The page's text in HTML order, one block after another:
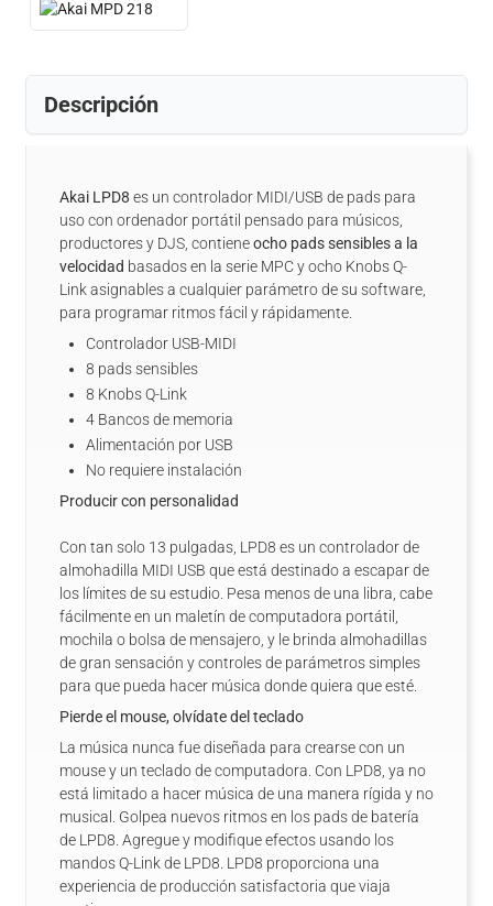
Descripción
Akai LPD8 es un controlador MIDI/USB de pads para
uso con ordenador portátil pensado para músicos,
productores y DJS, contieneocho pads sensibles a la
velocidad basados en la serie MPC y ocho Knobs Q-
Link asignables a cualquier parámetro de su software,
para programar ritmos fácil y rápidamente.
Controlador USB-MIDI
8 pads sensibles
8 Knobs Q-Link
4 Bancos de memoria
Alimentación por USB
No requiere instalación
Producir con personalidad
Con tan solo 13 pulgadas, LPD8 es un controlador de
almohadilla MIDI USB que está destinado a escapar de
los límites de su estudio. Pesa menos de una libra, cabe
fácilmente en un maletín de computadora portátil,
mochila o bolsa de mensajero, y le brinda almohadillas
de gran sensación y controles de parámetros simples
para que pueda hacer música donde quiera que esté.
Pierde el mouse, olvídate del teclado
La música nunca fue diseñada para crearse con un
mouse y un teclado de computadora. Con LPD8, ya no
está limitado a hacer música de una manera rígida y no
musical. Golpea nuevos ritmos en los pads de batería
de LPD8. Agregue y modifique efectos usando los
mandos Q-Link de LPD8. LPD8 proporciona una
experiencia de producción satisfactoria que viaja